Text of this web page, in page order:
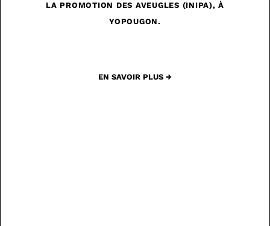
LA PROMOTION DES AVEUGLES (INIPA), À
YOPOUGON.
EN SAVOIR PLUS →